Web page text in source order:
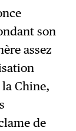
son
assez
Chine,
de